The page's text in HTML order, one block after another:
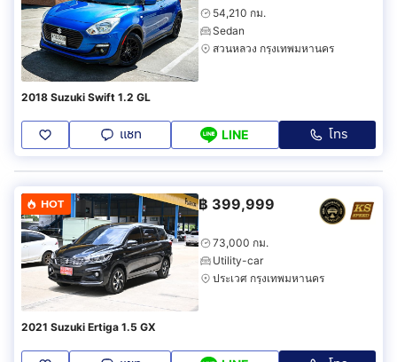
54,210 กม.
Sedan
สวนหลวง กรุงเทพมหานคร
2018 Suzuki Swift 1.2 GL
แชท LINE โทร
HOT ฿ 399,999
73,000 กม.
Utility-car
ประเวศ กรุงเทพมหานคร
2021 Suzuki Ertiga 1.5 GX